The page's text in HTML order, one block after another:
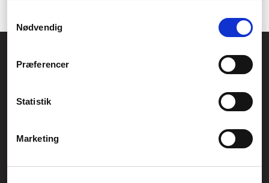
Nødvendig
Præferencer
Statistik
Marketing
CVR.: 26208637
Generelle henvendelser:
Service- og reklamationsafdelingen: